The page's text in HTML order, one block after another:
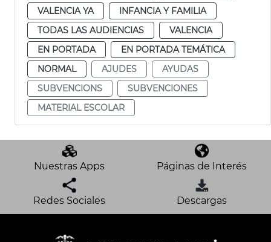
VALENCIA YA
INFANCIA Y FAMILIA
TODAS LAS AUDIENCIAS
VALENCIA
EN PORTADA
EN PORTADA TEMÁTICA
NORMAL
AJUDES
AYUDAS
SUBVENCIONS
SUBVENCIONES
MATERIAL ESCOLAR
Nuestras Apps Páginas de Interés
Redes Sociales Descargas